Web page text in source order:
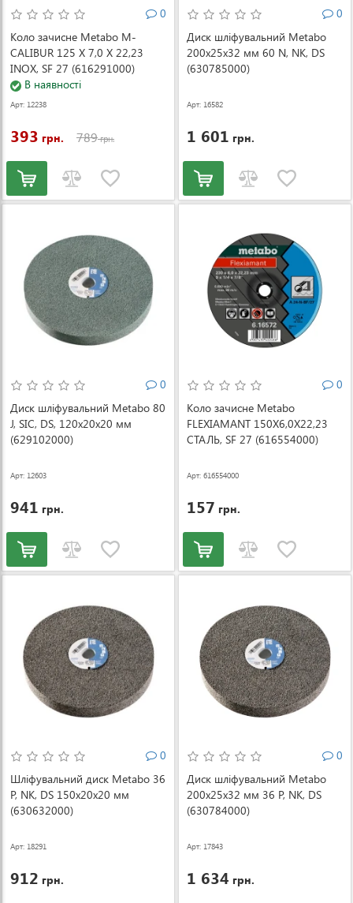
0
Коло зачисне Metabo M-
CALIBUR 125 X 7,0 X 22,23
INOX, SF 27 (616291000)
В наявності
Арт: 12238
393 грн. 789грн.
0
Диск шліфувальний Metabo
200x25x32 мм 60 N, NK, DS
(630785000)
Арт: 16582
1 601 грн.
0
Диск шліфувальний Metabo 80
J, SIC, DS, 120x20x20 мм
(629102000)
Арт: 12603
941 грн.
0
Коло зачисне Metabo
FLEXIAMANT 150X6,0X22,23
СТАЛЬ, SF 27 (616554000)
Арт: 616554000
157 грн.
0
Шліфувальний диск Metabo 36
P, NK, DS 150x20x20 мм
(630632000)
Арт: 18291
912 грн.
0
Диск шліфувальний Metabo
200x25x32 мм 36 P, NK, DS
(630784000)
Арт: 17843
1 634 грн.